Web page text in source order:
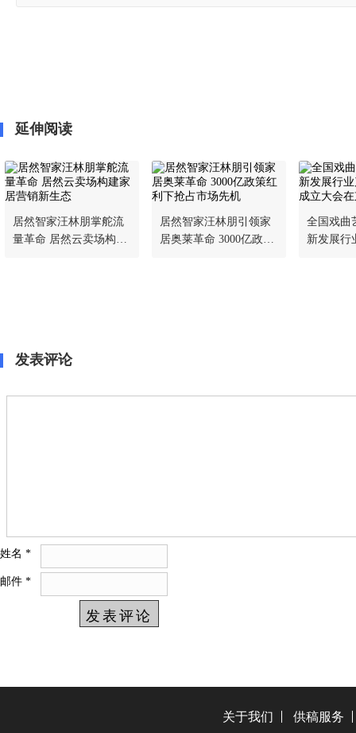
延伸阅读
居然智家汪林朋掌舵流
量革命 居然云卖场构建
居然智家汪林朋引领家
居奥莱革命 3000亿政策
全国戏曲
新发展行
发表评论
姓名 *
邮件 *
关于我们 供稿服务